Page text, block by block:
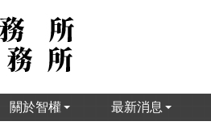
關於智權 最新消息